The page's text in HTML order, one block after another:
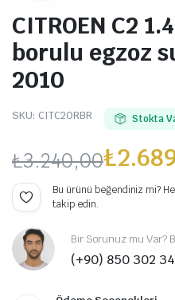
CITROEN C2
borulu egzoz
2010
SKU: CITC2ORBR Stokta
₺3.240,00
Orijinal
fiyat:
₺3.240,00.
₺
Şu
andaki
fiyat:
₺2.689,20.
Bu ürünü beğendiniz mi?
takip edin.
Bir Sorunuz mu Var?
(+90) 850 302